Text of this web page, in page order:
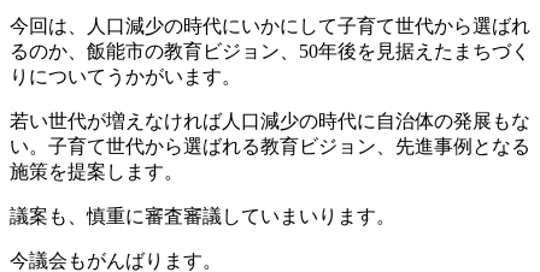
今回は、人口減少の時代にいかにして子育て世代から選ばれ
るのか、飯能市の教育ビジョン、50年後を見据えたまちづく
りについてうかがいます。
若い世代が増えなければ人口減少の時代に自治体の発展もな
い。子育て世代から選ばれる教育ビジョン、先進事例となる
施策を提案します。
議案も、慎重に審査審議していまいります。
今議会もがんばります。